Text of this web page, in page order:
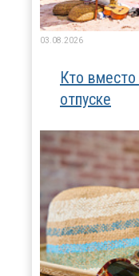
03.08.2026
Кто
отпуске